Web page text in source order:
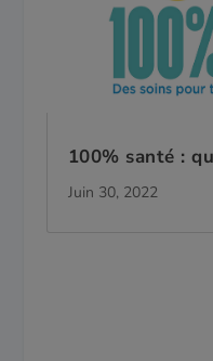
100% santé :
Juin 30, 2022